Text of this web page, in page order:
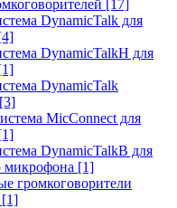
[17]
DynamicTalk для
DynamicTalkH для
DynamicTalk
[3]
MicConnect для
DynamicTalkB для
микрофона [1]
громкоговорители
[1]